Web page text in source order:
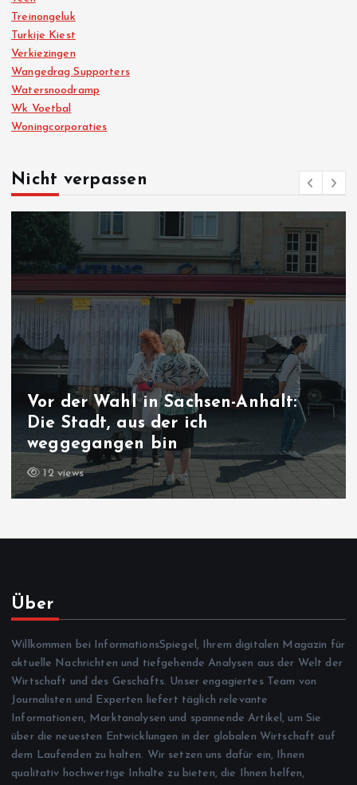
Treinongeluk
Turkije Kiest
Verkiezingen
Wangedrag Supporters
Watersnoodramp
Wk Voetbal
Woningcorporaties
Nicht verpassen
Vor der Wahl in Sachsen-Anhalt:
Die Stadt, aus der ich
weggegangen bin
12 views
Über
Willkommen bei InformationsSpiegel, Ihrem digitalen Magazin für
aktuelle Nachrichten und tiefgehende Analysen aus der Welt der
Wirtschaft und des Geschäfts. Unser engagiertes Team von
Journalisten und Experten liefert täglich relevante
Informationen, Marktanalysen und spannende Artikel, um Sie
über die neuesten Entwicklungen in der globalen Wirtschaft auf
dem Laufenden zu halten. Wir setzen uns dafür ein, Ihnen
qualitativ hochwertige Inhalte zu bieten, die Ihnen helfen,